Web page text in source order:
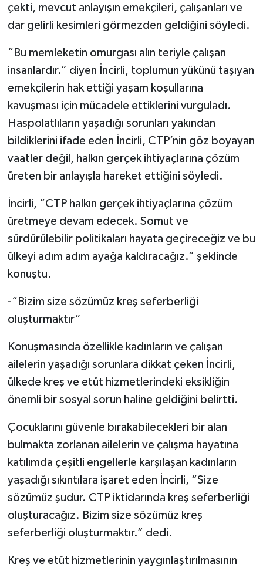
çekti, mevcut anlayışın emekçileri, çalışanları ve
dar gelirli kesimleri görmezden geldiğini söyledi.
“Bu memleketin omurgası alın teriyle çalışan
insanlardır.” diyen İncirli, toplumun yükünü taşıyan
emekçilerin hak ettiği yaşam koşullarına
kavuşması için mücadele ettiklerini vurguladı.
Haspolatlıların yaşadığı sorunları yakından
bildiklerini ifade eden İncirli, CTP’nin göz boyayan
vaatler değil, halkın gerçek ihtiyaçlarına çözüm
üreten bir anlayışla hareket ettiğini söyledi.
İncirli, “CTP halkın gerçek ihtiyaçlarına çözüm
üretmeye devam edecek. Somut ve
sürdürülebilir politikaları hayata geçireceğiz ve bu
ülkeyi adım adım ayağa kaldıracağız.” şeklinde
konuştu.
-“Bizim size sözümüz kreş seferberliği
oluşturmaktır”
Konuşmasında özellikle kadınların ve çalışan
ailelerin yaşadığı sorunlara dikkat çeken İncirli,
ülkede kreş ve etüt hizmetlerindeki eksikliğin
önemli bir sosyal sorun haline geldiğini belirtti.
Çocuklarını güvenle bırakabilecekleri bir alan
bulmakta zorlanan ailelerin ve çalışma hayatına
katılımda çeşitli engellerle karşılaşan kadınların
yaşadığı sıkıntılara işaret eden İncirli, “Size
sözümüz şudur. CTP iktidarında kreş seferberliği
oluşturacağız. Bizim size sözümüz kreş
seferberliği oluşturmaktır.” dedi.
Kreş ve etüt hizmetlerinin yaygınlaştırılmasının